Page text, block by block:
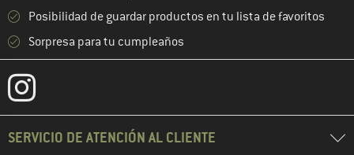
Posibilidad de guardar productos en tu lista de favoritos
Sorpresa para tu cumpleaños
SERVICIO DE ATENCIÓN AL CLIENTE